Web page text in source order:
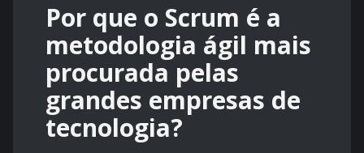
Por que o Scrum é a
metodologia ágil mais
procurada pelas
grandes empresas de
tecnologia?